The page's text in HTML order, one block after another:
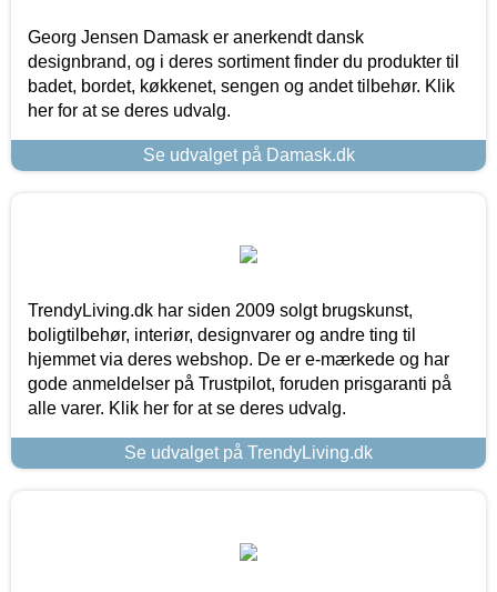
Georg Jensen Damask er anerkendt dansk
designbrand, og i deres sortiment finder du produkter til
badet, bordet, køkkenet, sengen og andet tilbehør. Klik
her for at se deres udvalg.
Se udvalget på Damask.dk
TrendyLiving.dk har siden 2009 solgt brugskunst,
boligtilbehør, interiør, designvarer og andre ting til
hjemmet via deres webshop. De er e-mærkede og har
gode anmeldelser på Trustpilot, foruden prisgaranti på
alle varer. Klik her for at se deres udvalg.
Se udvalget på TrendyLiving.dk